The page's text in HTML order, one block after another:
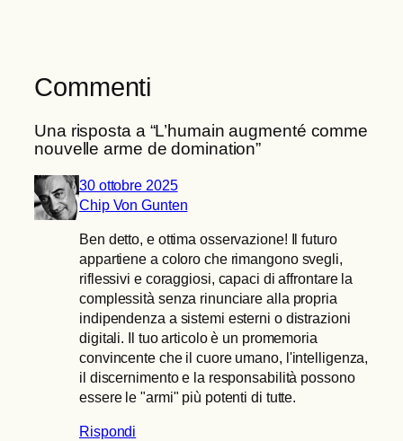
Commenti
Una risposta a “L’humain augmenté comme
nouvelle arme de domination”
30 ottobre 2025
Chip Von Gunten
Ben detto, e ottima osservazione! Il futuro
appartiene a coloro che rimangono svegli,
riflessivi e coraggiosi, capaci di affrontare la
complessità senza rinunciare alla propria
indipendenza a sistemi esterni o distrazioni
digitali. Il tuo articolo è un promemoria
convincente che il cuore umano, l'intelligenza,
il discernimento e la responsabilità possono
essere le "armi" più potenti di tutte.
Rispondi